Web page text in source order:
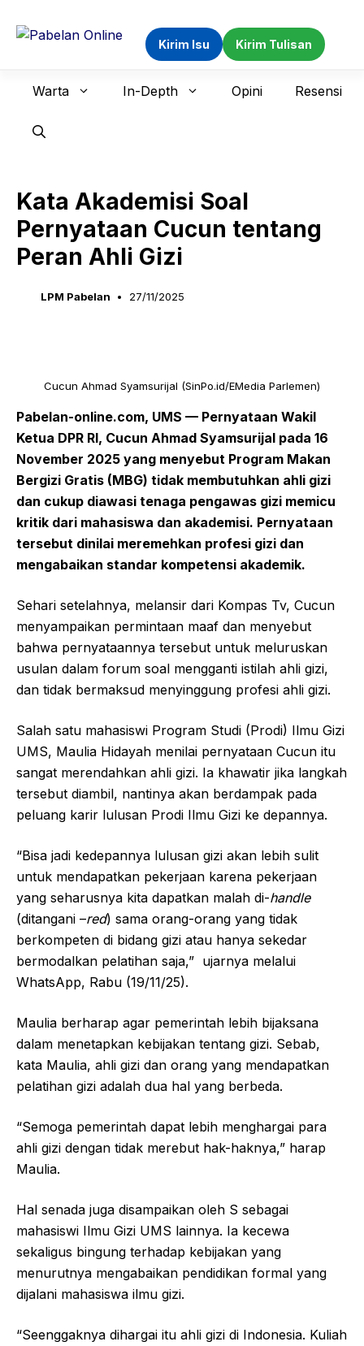
Kirim Isu Kirim Tulisan
Warta In-Depth Opini Resensi
Kata Akademisi Soal
Pernyataan Cucun tentang
Peran Ahli Gizi
LPM Pabelan 27/11/2025
Cucun Ahmad Syamsurijal (SinPo.id/EMedia Parlemen)
Pabelan-online.com, UMS — Pernyataan Wakil
Ketua DPR RI, Cucun Ahmad Syamsurijal pada 16
November 2025 yang menyebut Program Makan
Bergizi Gratis (MBG) tidak membutuhkan ahli gizi
dan cukup diawasi tenaga pengawas gizi memicu
kritik dari mahasiswa dan akademisi. Pernyataan
tersebut dinilai meremehkan profesi gizi dan
mengabaikan standar kompetensi akademik.
Sehari setelahnya, melansir dari Kompas Tv, Cucun
menyampaikan permintaan maaf dan menyebut
bahwa pernyataannya tersebut untuk meluruskan
usulan dalam forum soal mengganti istilah ahli gizi,
dan tidak bermaksud menyinggung profesi ahli gizi.
Salah satu mahasiswi Program Studi (Prodi) Ilmu Gizi
UMS, Maulia Hidayah menilai pernyataan Cucun itu
sangat merendahkan ahli gizi. Ia khawatir jika langkah
tersebut diambil, nantinya akan berdampak pada
peluang karir lulusan Prodi Ilmu Gizi ke depannya.
“Bisa jadi kedepannya lulusan gizi akan lebih sulit
untuk mendapatkan pekerjaan karena pekerjaan
yang seharusnya kita dapatkan malah di-handle
(ditangani –red) sama orang-orang yang tidak
berkompeten di bidang gizi atau hanya sekedar
bermodalkan pelatihan saja,” ujarnya melalui
WhatsApp, Rabu (19/11/25).
Maulia berharap agar pemerintah lebih bijaksana
dalam menetapkan kebijakan tentang gizi. Sebab,
kata Maulia, ahli gizi dan orang yang mendapatkan
pelatihan gizi adalah dua hal yang berbeda.
“Semoga pemerintah dapat lebih menghargai para
ahli gizi dengan tidak merebut hak-haknya,” harap
Maulia.
Hal senada juga disampaikan oleh S sebagai
mahasiswi Ilmu Gizi UMS lainnya. Ia kecewa
sekaligus bingung terhadap kebijakan yang
menurutnya mengabaikan pendidikan formal yang
dijalani mahasiswa ilmu gizi.
“Seenggaknya dihargai itu ahli gizi di Indonesia. Kuliah